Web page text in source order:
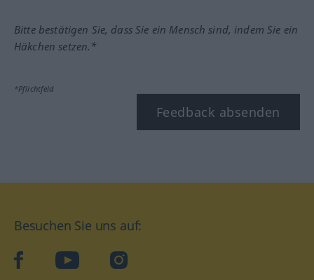
Bitte bestätigen Sie, dass Sie ein Mensch sind, indem Sie ein
Häkchen setzen.*
*Pflichtfeld
Feedback absenden
Besuchen Sie uns auf:
facebookYouTube Instagram